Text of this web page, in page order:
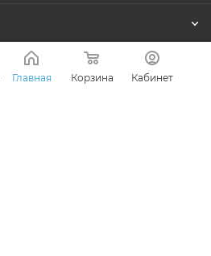
Главная Корзина Кабинет